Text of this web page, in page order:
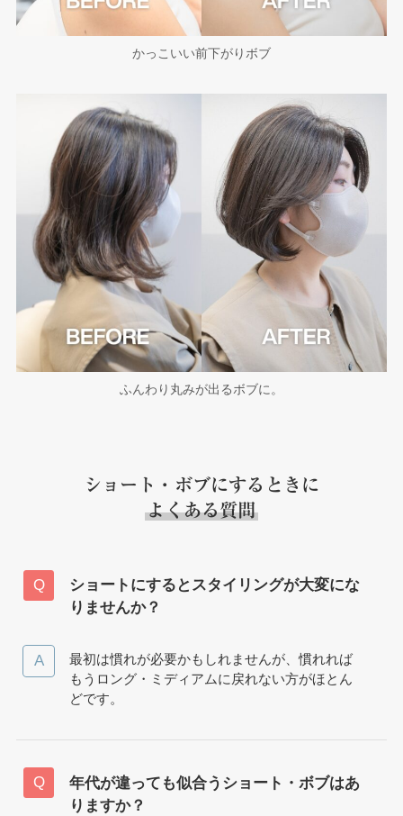
かっこいい前下がりボブ
ふんわり丸みが出るボブに。
ショート・ボブにするときに
よくある質問
ショートにするとスタイリングが大変にな
りませんか？
最初は慣れが必要かもしれませんが、慣れれば
もうロング・ミディアムに戻れない方がほとん
どです。
年代が違っても似合うショート・ボブはあ
りますか？